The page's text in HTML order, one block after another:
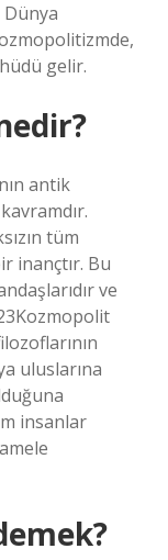
Dünya
gelir.
antik
tüm
inançtır. Bu
ve
uluslarına
insanlar